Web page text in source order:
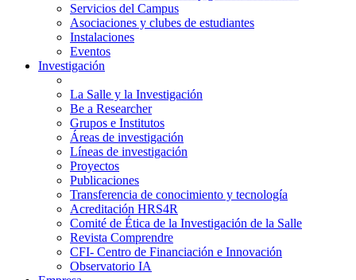
Servicios del Campus
Asociaciones y clubes de estudiantes
Instalaciones
Eventos
Investigación
La Salle y la Investigación
Be a Researcher
Grupos e Institutos
Áreas de investigación
Líneas de investigación
Proyectos
Publicaciones
Transferencia de conocimiento y tecnología
Acreditación HRS4R
Comité de Ética de la Investigación de la Salle
Revista Comprendre
CFI- Centro de Financiación e Innovación
Observatorio IA